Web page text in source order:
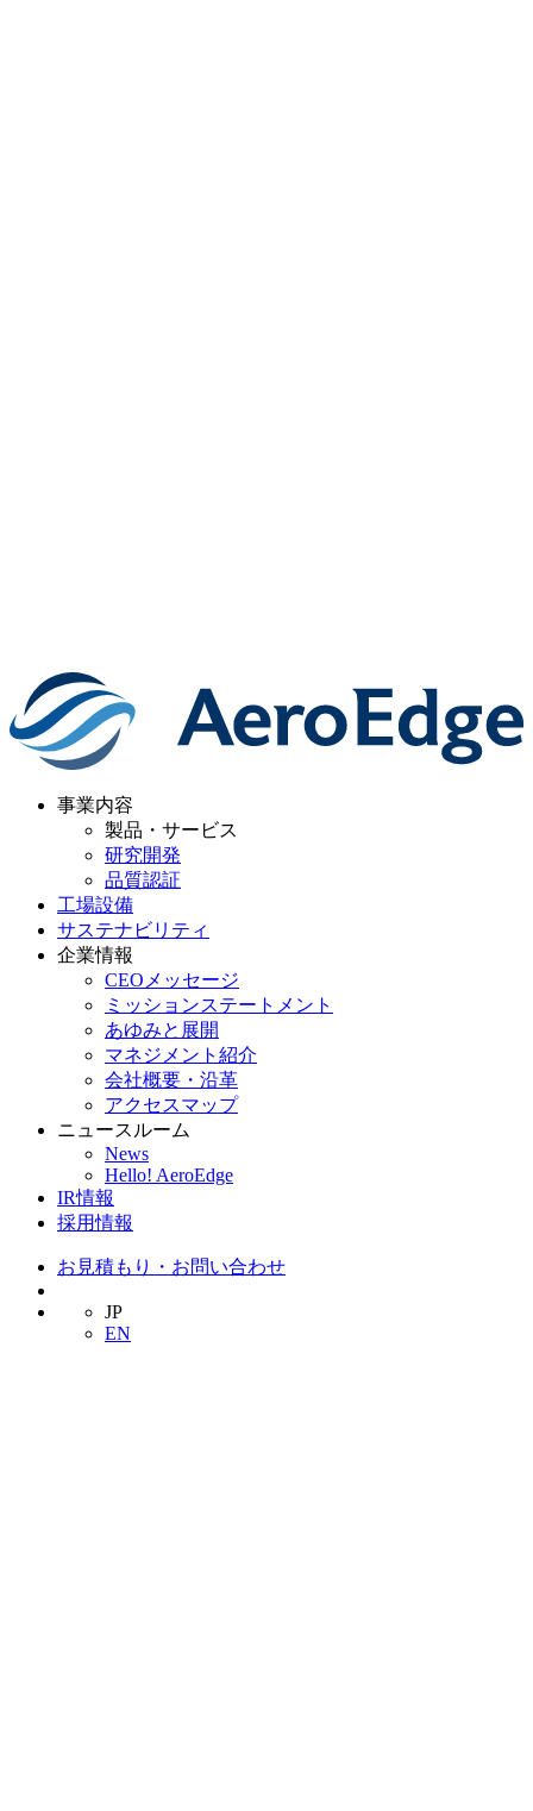
事業内容
製品・サービス
研究開発
品質認証
工場設備
サステナビリティ
企業情報
CEOメッセージ
ミッションステートメント
あゆみと展開
マネジメント紹介
会社概要・沿革
アクセスマップ
ニュースルーム
News
Hello! AeroEdge
IR情報
採用情報
お見積もり・お問い合わせ
JP
EN